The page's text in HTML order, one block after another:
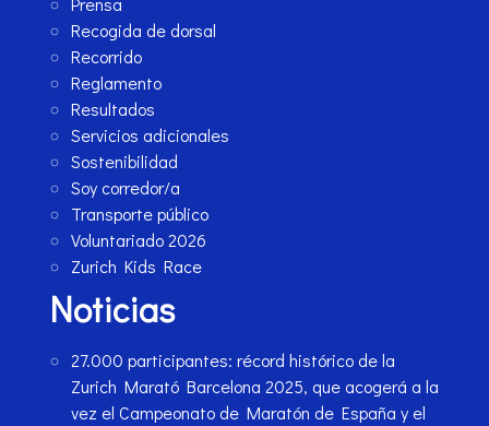
Recogida de dorsal
Recorrido
Reglamento
Resultados
Servicios adicionales
Sostenibilidad
Soy corredor/a
Transporte público
Voluntariado 2026
Zurich Kids Race
Noticias
27.000 participantes: récord histórico de la
Zurich Marató Barcelona 2025, que acogerá a la
vez el Campeonato de Maratón de España y el